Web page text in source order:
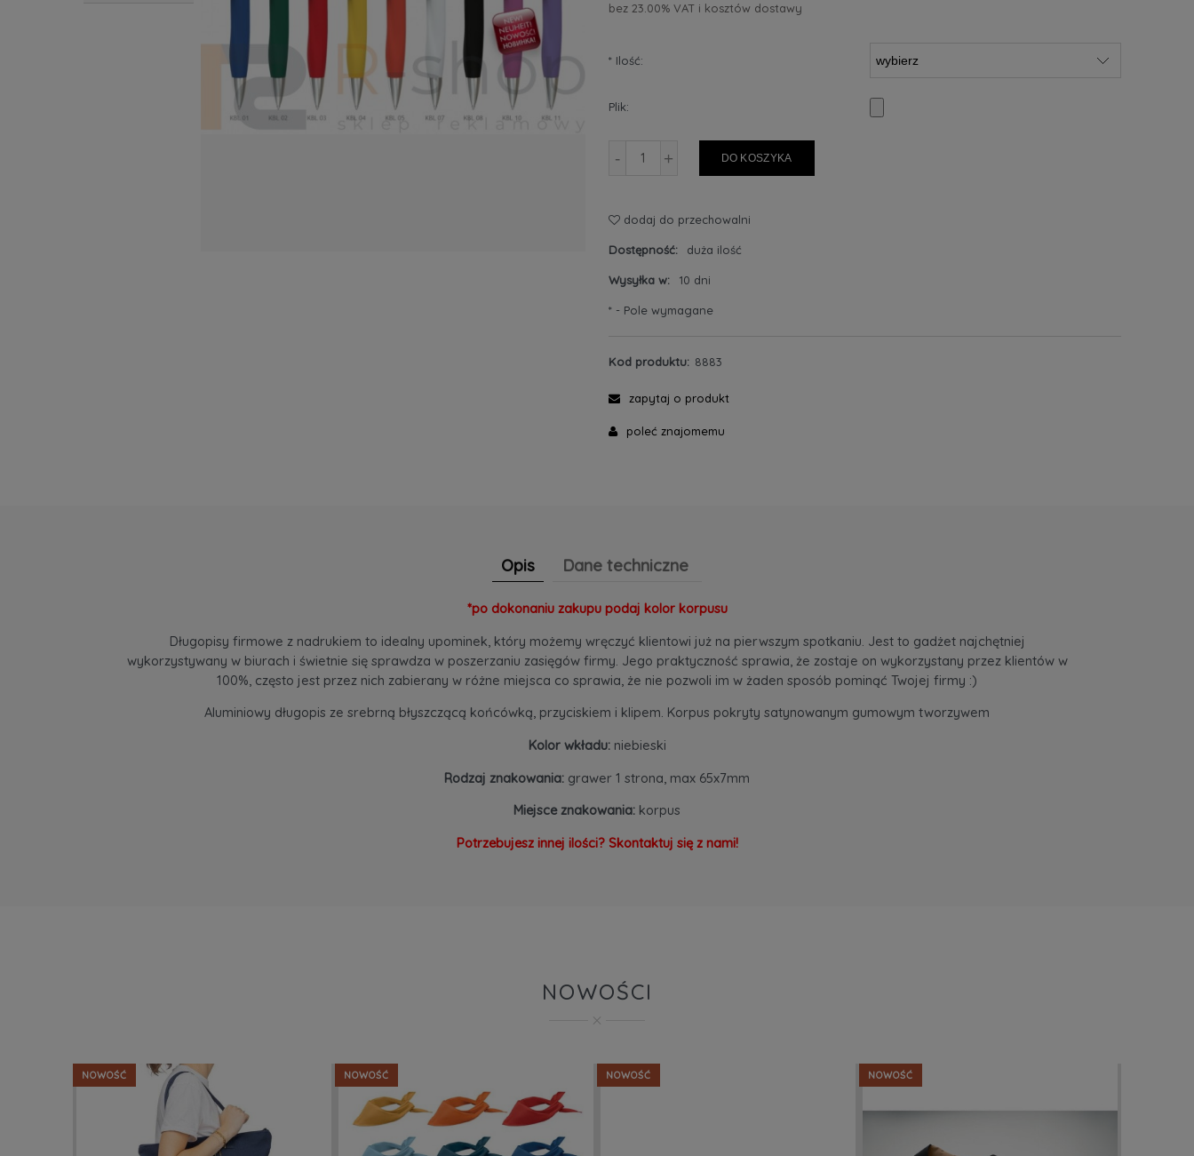
bez 23.00% VAT i kosztów dostawy
* Ilość:
Plik:
- + DO KOSZYKA
dodaj do przechowalni
Dostępność: duża ilość
Wysyłka w: 10 dni
* - Pole wymagane
Kod produktu: 8883
zapytaj o produkt
poleć znajomemu
Opis Dane techniczne
*po dokonaniu zakupu podaj kolor korpusu
Długopisy firmowe z nadrukiem to idealny upominek, który możemy wręczyć klientowi już na pierwszym spotkaniu. Jest to gadżet najchętniej
wykorzystywany w biurach i świetnie się sprawdza w poszerzaniu zasięgów firmy. Jego praktyczność sprawia, że zostaje on wykorzystany przez klientów w
100%, często jest przez nich zabierany w różne miejsca co sprawia, że nie pozwoli im w żaden sposób pominąć Twojej firmy :)
Aluminiowy długopis ze srebrną błyszczącą końcówką, przyciskiem i klipem. Korpus pokryty satynowanym gumowym tworzywem
Kolor wkładu:niebieski
Rodzaj znakowania: grawer 1 strona, max 65x7mm
Miejsce znakowania: korpus
Potrzebujesz innej ilości? Skontaktuj się z nami!
NOWOŚCI
NOWOŚĆ NOWOŚĆ NOWOŚĆ NOWOŚĆ